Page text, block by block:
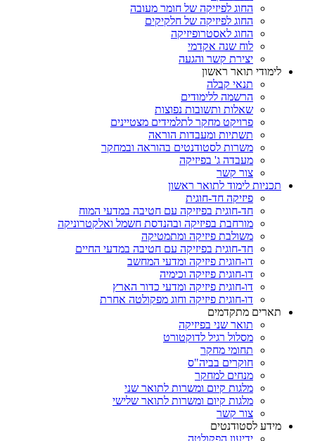
החוג לפיזיקה של חומר מעובה
החוג לפיזיקה של חלקיקים
החוג לאסטרופיזיקה
לוח שנה אקדמי
יצירת קשר והגעה
לימודי תואר ראשון
תנאי קבלה
הרשמה ללימודים
שאלות ותשובות נפוצות
פרויקט מחקר לתלמידים מצטיינים
תשתיות ומעבדות הוראה
משרות לסטודנטים בהוראה ובמחקר
מעבדה ג' בפיזיקה
צור קשר
תכניות לימוד לתואר ראשון
פיזיקה חד-חוגית
חד-חוגית בפיזיקה עם חטיבה במדעי המוח
מורחבת בפיזיקה ובהנדסת חשמל ואלקטרוניקה
משולבת פיזיקה ומתמטיקה
חד-חוגית בפיזיקה עם חטיבה במדעי החיים
דו-חוגית פיזיקה ומדעי המחשב
דו-חוגית פיזיקה וכימיה
דו-חוגית פיזיקה ומדעי כדור הארץ
דו-חוגית פיזיקה וחוג מפקולטה אחרת
תארים מתקדמים
תואר שני בפיזיקה
מסלול רגיל לדוקטורט
תחומי מחקר
חוקרים בביה"ס
מנחים למחקר
מלגות קיום ומשרות לתואר שני
מלגות קיום ומשרות לתואר שלישי
צור קשר
מידע לסטודנטים
ידיעון הפקולטה